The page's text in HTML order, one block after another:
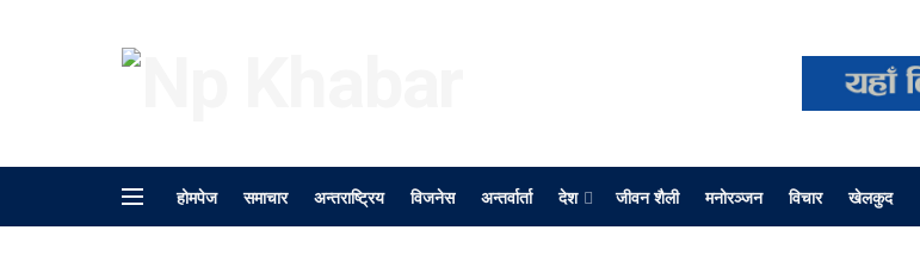
होमपेज समाचार अन्तराष्ट्रिय विजनेस अन्तर्वार्ता देश जीवन शैली मनोरञ्जन विचार खेलकुद